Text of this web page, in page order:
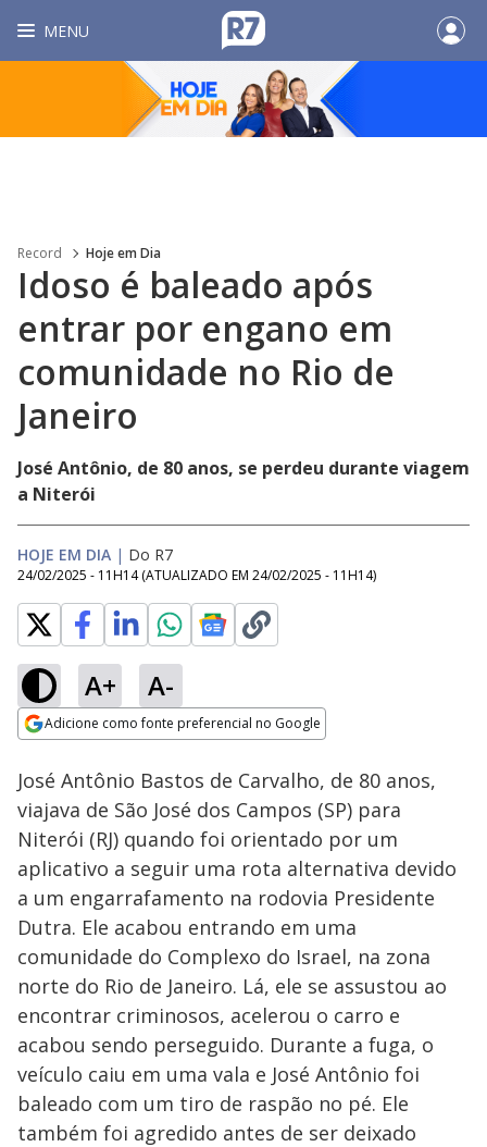
MENU
Record Hoje em Dia
Idoso é baleado após
entrar por engano em
comunidade no Rio de
Janeiro
José Antônio, de 80 anos, se perdeu durante viagem
a Niterói
HOJE EM DIA | Do R7
24/02/2025 - 11H14 (ATUALIZADO EM 24/02/2025 - 11H14)
A+ A-
Adicione como fonte preferencial no Google
Ativar
Loaded:
46.27%
José Antônio Bastos de Carvalho, de 80 anos,
viajava de São José dos Campos (SP) para
Niterói (RJ) quando foi orientado por um
aplicativo a seguir uma rota alternativa devido
a um engarrafamento na rodovia Presidente
Dutra. Ele acabou entrando em uma
comunidade do Complexo do Israel, na zona
norte do Rio de Janeiro. Lá, ele se assustou ao
encontrar criminosos, acelerou o carro e
acabou sendo perseguido. Durante a fuga, o
veículo caiu em uma vala e José Antônio foi
baleado com um tiro de raspão no pé. Ele
também foi agredido antes de ser deixado